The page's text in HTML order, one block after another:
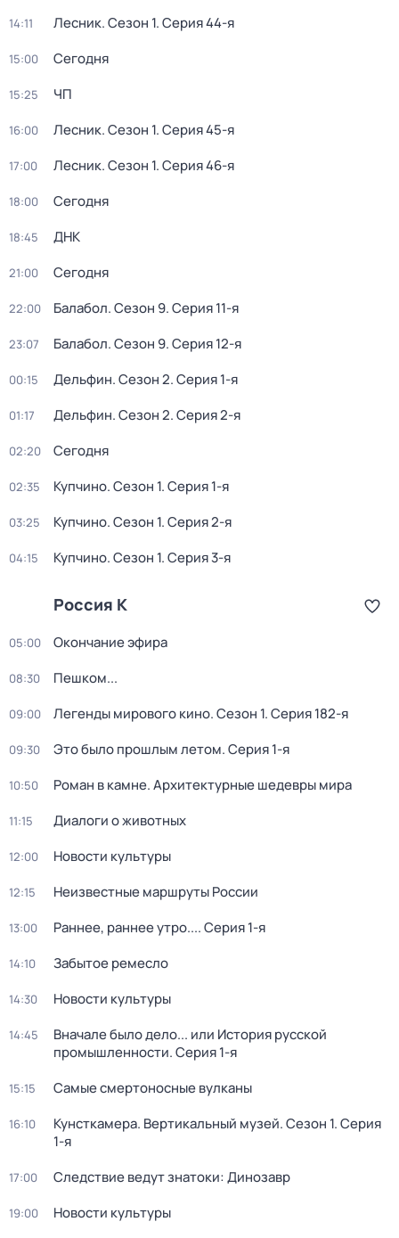
14:11 Лесник. Сезон 1. Серия 44-я
15:00 Сегодня
15:25 ЧП
16:00 Лесник. Сезон 1. Серия 45-я
17:00 Лесник. Сезон 1. Серия 46-я
18:00 Сегодня
18:45 ДНК
21:00 Сегодня
22:00 Балабол. Сезон 9. Серия 11-я
23:07 Балабол. Сезон 9. Серия 12-я
00:15 Дельфин. Сезон 2. Серия 1-я
01:17 Дельфин. Сезон 2. Серия 2-я
02:20 Сегодня
02:35 Купчино. Сезон 1. Серия 1-я
03:25 Купчино. Сезон 1. Серия 2-я
04:15 Купчино. Сезон 1. Серия 3-я
Россия К
05:00 Окончание эфира
08:30 Пешком...
09:00 Легенды мирового кино. Сезон 1. Серия 182-я
09:30 Это было прошлым летом. Серия 1-я
10:50 Роман в камне. Архитектурные шедевры мира
11:15 Диалоги о животных
12:00 Новости культуры
12:15 Неизвестные маршруты России
13:00 Раннее, раннее утро.... Серия 1-я
14:10 Забытое ремесло
14:30 Новости культуры
14:45
Вначале было дело... или История русской
промышленности. Серия 1-я
15:15 Самые смертоносные вулканы
16:10 Кунсткамера. Вертикальный музей. Сезон 1. Серия
1-я
17:00 Следствие ведут знатоки: Динозавр
19:00 Новости культуры